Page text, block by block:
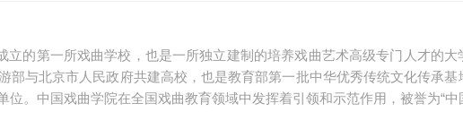
立的第一所戏曲学校，也是一所独立建制的培养戏曲艺术高级专门人才的大
部与北京市人民政府共建高校，也是教育部第一批中华优秀传统文化传承基
。中国戏曲学院在全国戏曲教育领域中发挥着引领和示范作用，被誉为“中